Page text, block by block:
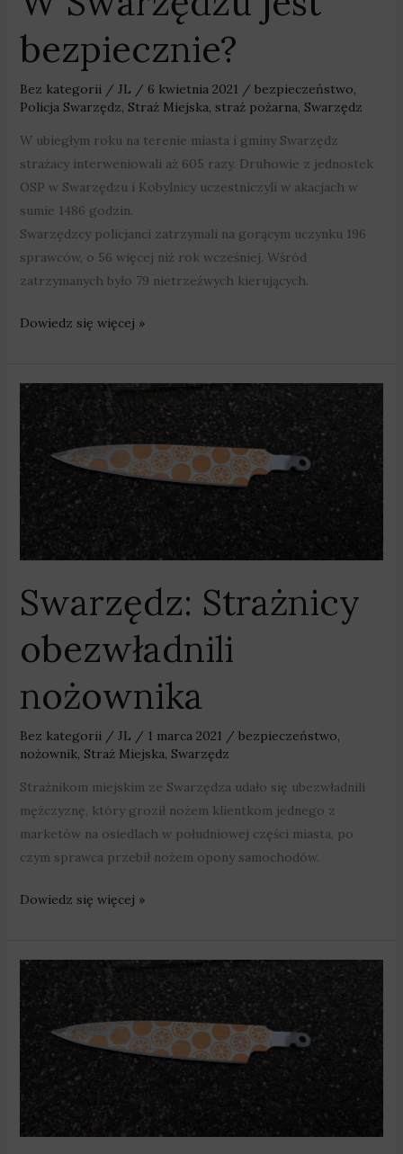
bezpiecznie?
Bez kategorii/ JL / 6 kwietnia 2021 / bezpieczeństwo,
Policja Swarzędz, Straż Miejska, straż pożarna, Swarzędz
W ubiegłym roku na terenie miasta i gminy Swarzędz
strażacy interweniowali aż 605 razy. Druhowie z jednostek
OSP w Swarzędzu i Kobylnicy uczestniczyli w akacjach w
sumie 1486 godzin.
Swarzędzcy policjanci zatrzymali na gorącym uczynku 196
sprawców, o 56 więcej niż rok wcześniej. Wśród
zatrzymanych było 79 nietrzeźwych kierujących.
Dowiedz się więcej »
Swarzędz: Strażnicy
obezwładnili
nożownika
Bez kategorii/ JL / 1 marca 2021 / bezpieczeństwo,
nożownik, Straż Miejska, Swarzędz
Strażnikom miejskim ze Swarzędza udało się ubezwładnili
mężczyznę, który groził nożem klientkom jednego z
marketów na osiedlach w południowej części miasta, po
czym sprawca przebił nożem opony samochodów.
Swarzędz:
Strażnicy
obezwładnili
nożownika
Dowiedz się więcej »
Swarzędz:
Strażnicy
obezwładnili
nożownika